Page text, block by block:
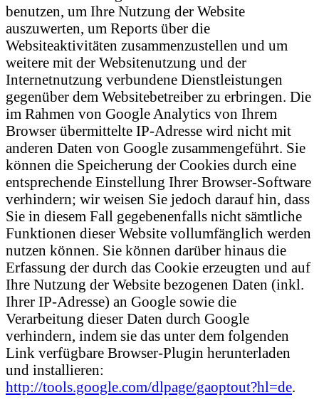
benutzen, um Ihre Nutzung der Website
auszuwerten, um Reports über die
Websiteaktivitäten zusammenzustellen und um
weitere mit der Websitenutzung und der
Internetnutzung verbundene Dienstleistungen
gegenüber dem Websitebetreiber zu erbringen. Die
im Rahmen von Google Analytics von Ihrem
Browser übermittelte IP-Adresse wird nicht mit
anderen Daten von Google zusammengeführt. Sie
können die Speicherung der Cookies durch eine
entsprechende Einstellung Ihrer Browser-Software
verhindern; wir weisen Sie jedoch darauf hin, dass
Sie in diesem Fall gegebenenfalls nicht sämtliche
Funktionen dieser Website vollumfänglich werden
nutzen können. Sie können darüber hinaus die
Erfassung der durch das Cookie erzeugten und auf
Ihre Nutzung der Website bezogenen Daten (inkl.
Ihrer IP-Adresse) an Google sowie die
Verarbeitung dieser Daten durch Google
verhindern, indem sie das unter dem folgenden
Link verfügbare Browser-Plugin herunterladen
und installieren:
http://tools.google.com/dlpage/gaoptout?hl=de.